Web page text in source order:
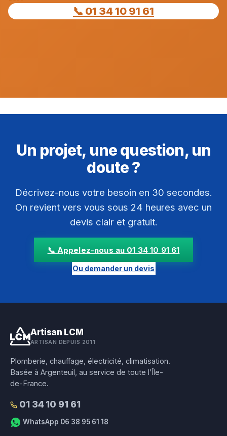
📞 01 34 10 91 61
Un projet, une question, un
doute ?
Décrivez-nous votre besoin en 30 secondes.
On revient vers vous sous 24 heures avec un
devis clair et gratuit.
📞 Appelez-nous au 01 34 10 91 61
Ou demander un devis
Artisan LCM
ARTISAN DEPUIS 2011
Plomberie, chauffage, électricité, climatisation.
Basée à Argenteuil, au service de toute l’Île-
de-France.
01 34 10 91 61
WhatsApp 06 38 95 61 18